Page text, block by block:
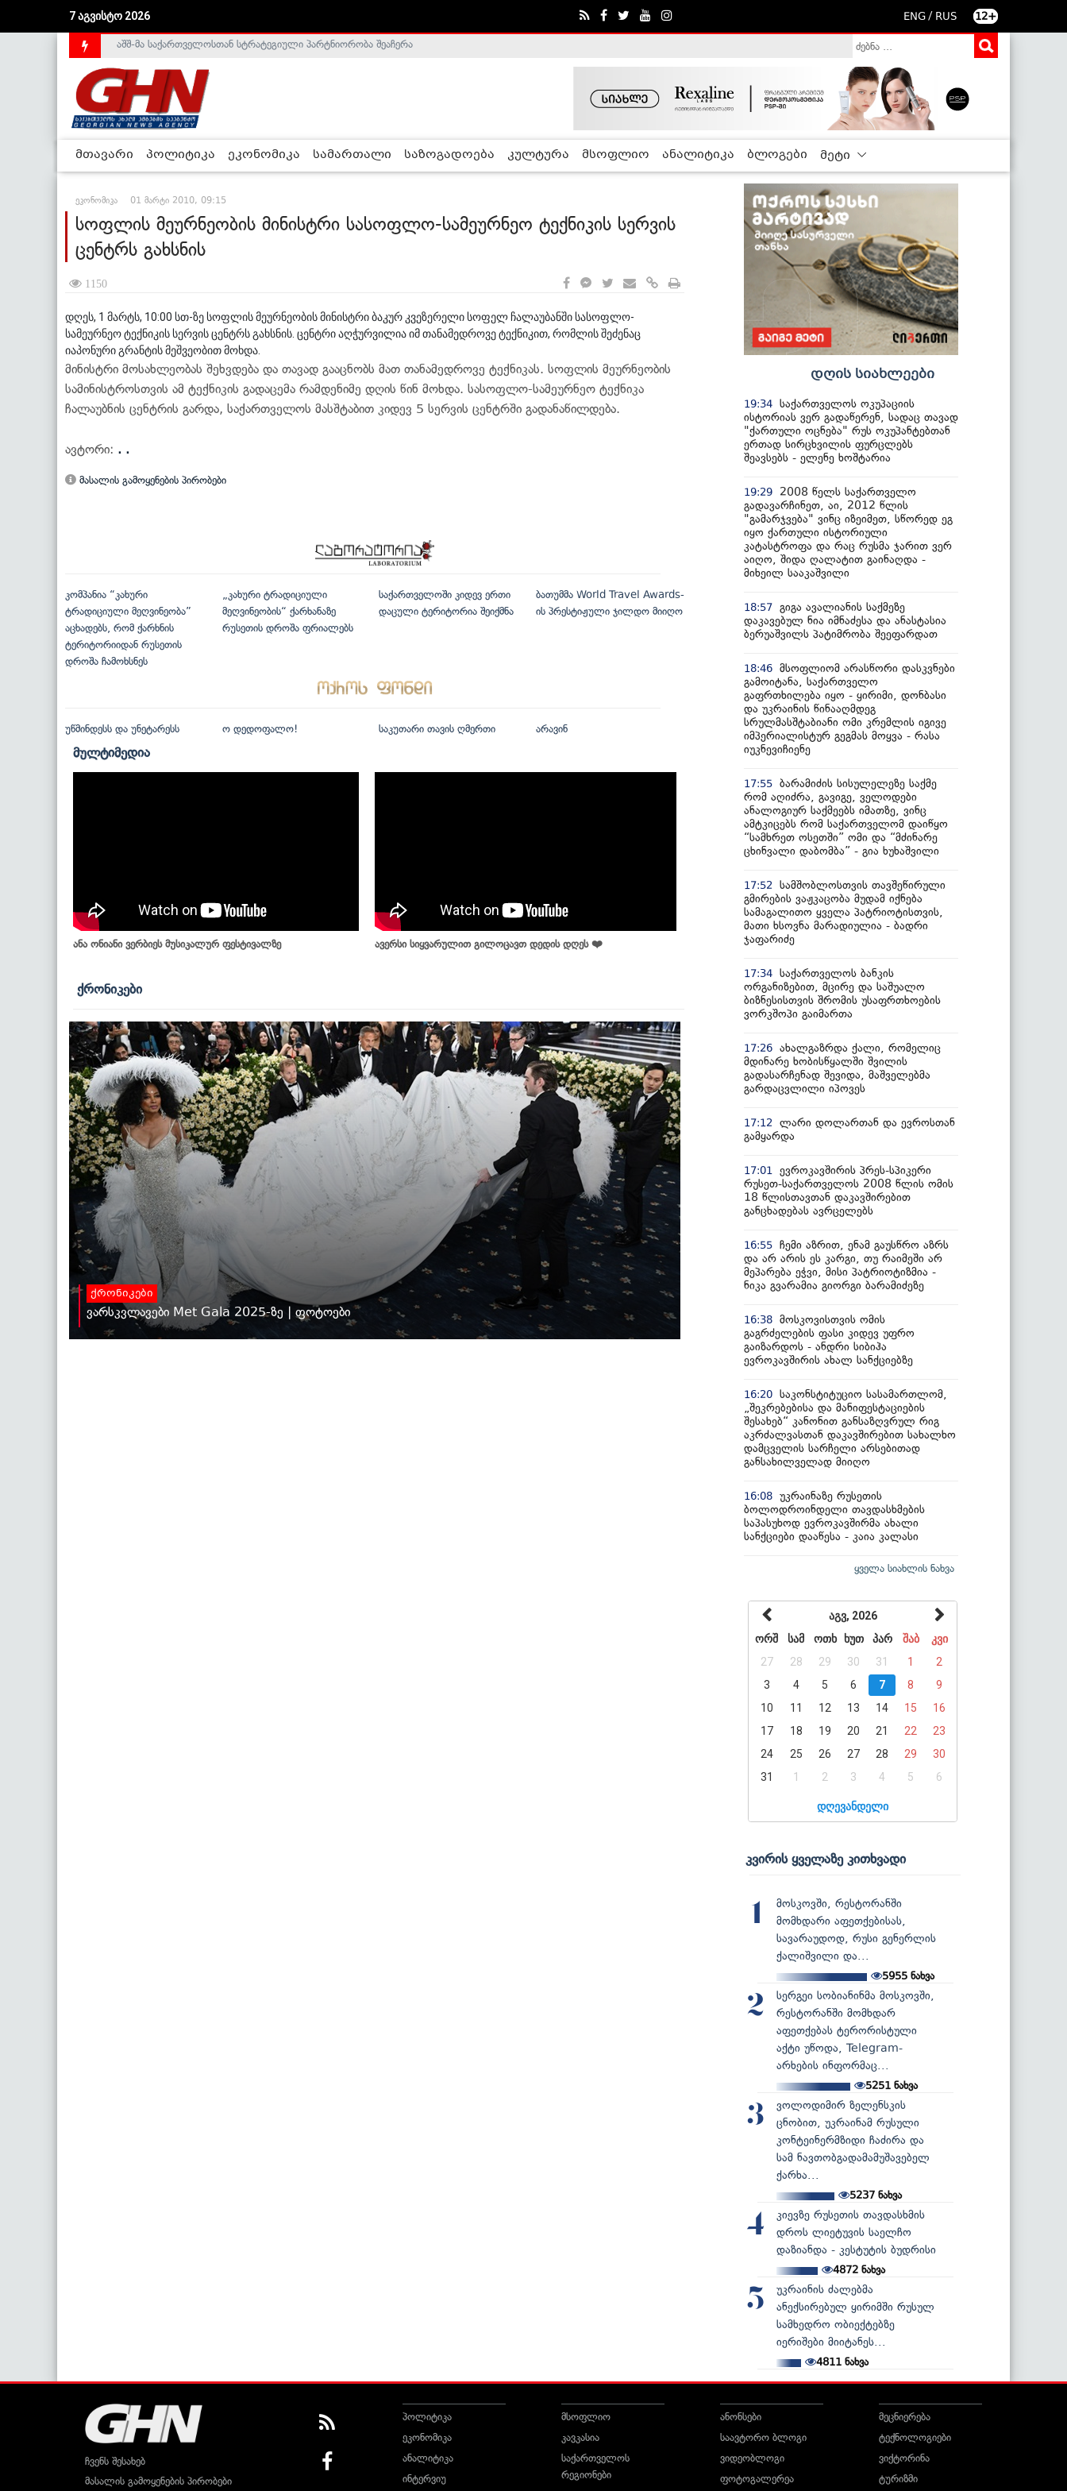
7 აგვისტო 2026 ENG / RUS 12+
საქართველოს დე-ფაქტო მთავრობა არალეგიტიმურია - ჰელსინკის კომისია
აშშ-მა საქართველოსთან სტრატეგიული პარტნიორობა შეაჩერა
მთავარი პოლიტიკა ეკონომიკა სამართალი საზოგადოება კულტურა მსოფლიო ანალიტიკა ბლოგები მეტი
ეკონომიკა 01 მარტი 2010, 09:15
სოფლის მეურნეობის მინისტრი სასოფლო-სამეურნეო ტექნიკის სერვის
ცენტრს გახსნის
1150
დღეს, 1 მარტს, 10:00 სთ-ზე სოფლის მეურნეობის მინისტრი ბაკურ კვეზერელი სოფელ ჩალაუბანში სასოფლო-
სამეურნეო ტექნიკის სერვის ცენტრს გახსნის. ცენტრი აღჭურვილია იმ თანამედროვე ტექნიკით, რომლის შეძენაც
იაპონური გრანტის მეშვეობით მოხდა.
მინისტრი მოსახლეობას შეხვდება და თავად გააცნობს მათ თანამედროვე ტექნიკას. სოფლის მეურნეობის
სამინისტროსთვის ამ ტექნიკის გადაცემა რამდენიმე დღის წინ მოხდა. სასოფლო-სამეურნეო ტექნიკა
ჩალაუბნის ცენტრის გარდა, საქართველოს მასშტაბით კიდევ 5 სერვის ცენტრში გადანაწილდება.
ავტორი: . .
მასალის გამოყენების პირობები
კომპანია “კახური
ტრადიციული მეღვინეობა”
აცხადებს, რომ ქარხნის
ტერიტორიიდან რუსეთის
დროშა ჩამოხსნეს
„კახური ტრადიციული
მეღვინეობის“ ქარხანაზე
რუსეთის დროშა ფრიალებს
საქართველოში კიდევ ერთი
დაცული ტერიტორია შეიქმნა
ბათუმმა World Travel Awards-
ის პრესტიჟული ჯილდო მიიღო
უწმინდესს და უნეტარესს ო დედოფალო! საკუთარი თავის ღმერთი არავინ
მულტიმედია
ანა ონიანი ვერბიეს მუსიკალურ ფესტივალზე ავერსი სიყვარულით გილოცავთ დედის დღეს ❤️
ქრონიკები
ქრონიკები
ვარსკვლავები Met Gala 2025-ზე | ფოტოები
დღის სიახლეები
19:34 საქართველოს ოკუპაციის
ისტორიას ვერ გადაწერენ, სადაც თავად
"ქართული ოცნება" რუს ოკუპანტებთან
ერთად სირცხვილის ფურცლებს
შეავსებს - ელენე ხოშტარია
19:29
2008 წელს საქართველო
გადავარჩინეთ, აი, 2012 წლის
"გამარჯვება" ვინც იზეიმეთ, სწორედ ეგ
იყო ქართული ისტორიული
კატასტროფა და რაც რუსმა ჯარით ვერ
აიღო, შიდა ღალატით გაინაღდა -
მიხეილ სააკაშვილი
18:57 გიგა ავალიანის საქმეზე
დაკავებულ ნია იმნაძესა და ანასტასია
ბერუაშვილს პატიმრობა შეეფარდათ
18:46 მსოფლიომ არასწორი დასკვნები
გამოიტანა, საქართველო
გაფრთხილება იყო - ყირიმი, დონბასი
და უკრაინის წინააღმდეგ
სრულმასშტაბიანი ომი კრემლის იგივე
იმპერიალისტურ გეგმას მოყვა - რასა
იუკნევიჩიენე
17:55 ბარამიძის სისულელეზე საქმე
რომ აღიძრა, გავიგე, ველოდები
ანალოგიურ საქმეებს იმათზე, ვინც
ამტკიცებს რომ საქართველომ დაიწყო
“სამხრეთ ოსეთში” ომი და “მძინარე
ცხინვალი დაბომბა” - გია ხუხაშვილი
17:52
სამშობლოსთვის თავშეწირული
გმირების ვაჟკაცობა მუდამ იქნება
სამაგალითო ყველა პატრიოტისთვის,
მათი ხსოვნა მარადიულია - ბადრი
ჯაფარიძე
17:34 საქართველოს ბანკის
ორგანიზებით, მცირე და საშუალო
ბიზნესისთვის შრომის უსაფრთხოების
ვორკშოპი გაიმართა
17:26 ახალგაზრდა ქალი, რომელიც
მდინარე ხობისწყალში შვილის
გადასარჩენად შევიდა, მაშველებმა
გარდაცვლილი იპოვეს
17:12
ლარი დოლართან და ევროსთან
გამყარდა
17:01
ევროკავშირის პრეს-სპიკერი
რუსეთ-საქართველოს 2008 წლის ომის
18 წლისთავთან დაკავშირებით
განცხადებას ავრცელებს
16:55 ჩემი აზრით, ენამ გაუსწრო აზრს
და არ არის ეს კარგი, თუ რაიმეში არ
მეპარება ეჭვი, მისი პატრიოტიზმია -
ნიკა გვარამია გიორგი ბარამიძეზე
16:38 მოსკოვისთვის ომის
გაგრძელების ფასი კიდევ უფრო
გაიზარდოს - ანდრი სიბიჰა
ევროკავშირის ახალ სანქციებზე
16:20 საკონსტიტუციო სასამართლომ,
„შეკრებებისა და მანიფესტაციების
შესახებ“ კანონით განსაზღვრულ რიგ
აკრძალვასთან დაკავშირებით სახალხო
დამცველის სარჩელი არსებითად
განსახილველად მიიღო
16:08 უკრაინაზე რუსეთის
ბოლოდროინდელი თავდასხმების
საპასუხოდ ევროკავშირმა ახალი
სანქციები დააწესა - კაია კალასი
ყველა სიახლის ნახვა
აგვ, 2026
ორშ
სამ ოთხ ხუთ პარ შაბ
კვი
27
28 29 30 31 1
2
3
4 5 6 7 8
9
10
11 12 13 14 15
16
17
18 19 20 21 22
23
24
25 26 27 28 29
30
31
1 2 3 4 5 6
დღევანდელი
კვირის ყველაზე კითხვადი
1
მოსკოვში, რესტორანში
მომხდარი აფეთქებისას,
სავარაუდოდ, რუსი გენერლის
ქალიშვილი და...
5955 ნახვა
2
სერგეი სობიანინმა მოსკოვში,
რესტორანში მომხდარ
აფეთქებას ტერორისტული
აქტი უწოდა, Telegram-
არხების ინფორმაც...
5251 ნახვა
3
ვოლოდიმირ ზელენსკის
ცნობით, უკრაინამ რუსული
კონტეინერმზიდი ჩაძირა და
სამ ნავთობგადამამუშავებელ
ქარხა...
5237ნახვა
4
კიევზე რუსეთის თავდასხმის
დროს ლიეტუვის საელჩო
დაზიანდა - კესტუტის ბუდრისი
4872ნახვა
5
უკრაინის ძალებმა
ანექსირებულ ყირიმში რუსულ
სამხედრო ობიექტებზე
იერიშები მიიტანეს...
4811 ნახვა
ჩვენს შესახებ
მასალის გამოყენების პირობები
პოლიტიკა
ეკონომიკა
ანალიტიკა
ინტერვიუ
მსოფლიო
კავკასია
საქართველოს
რეგიონები
ანონსები
საავტორო ბლოგი
ვიდეობლოგი
ფოტოგალერეა
მეცნიერება
ტექნოლოგიები
ვიქტორინა
ტურიზმი